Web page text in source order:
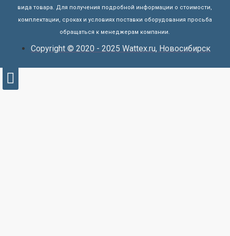
вида товара. Для получения подробной информации о стоимости,
комплектации, сроках и условиях поставки оборудования просьба
обращаться к менеджерам компании.
Copyright © 2020 - 2025 Wattex.ru, Новосибирск